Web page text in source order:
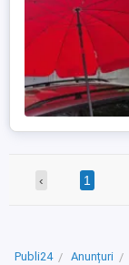
‹ 1
Publi24 Anunțuri